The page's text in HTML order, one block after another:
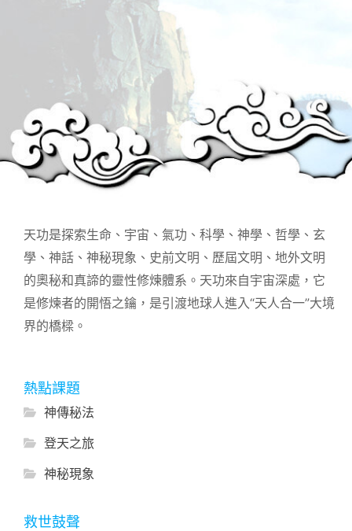
天功是探索生命、宇宙、氣功、科學、神學、哲學、玄
學、神話、神秘現象、史前文明、歷屆文明、地外文明
的奧秘和真諦的靈性修煉體系。天功來自宇宙深處，它
是修煉者的開悟之鑰，是引渡地球人進入“天人合一”大境
界的橋樑。
熱點課題
神傳秘法
登天之旅
神秘現象
救世鼓聲